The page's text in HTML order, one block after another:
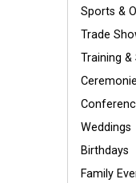
Sports &
Trade
Training &
Weddings
Birthdays
Family